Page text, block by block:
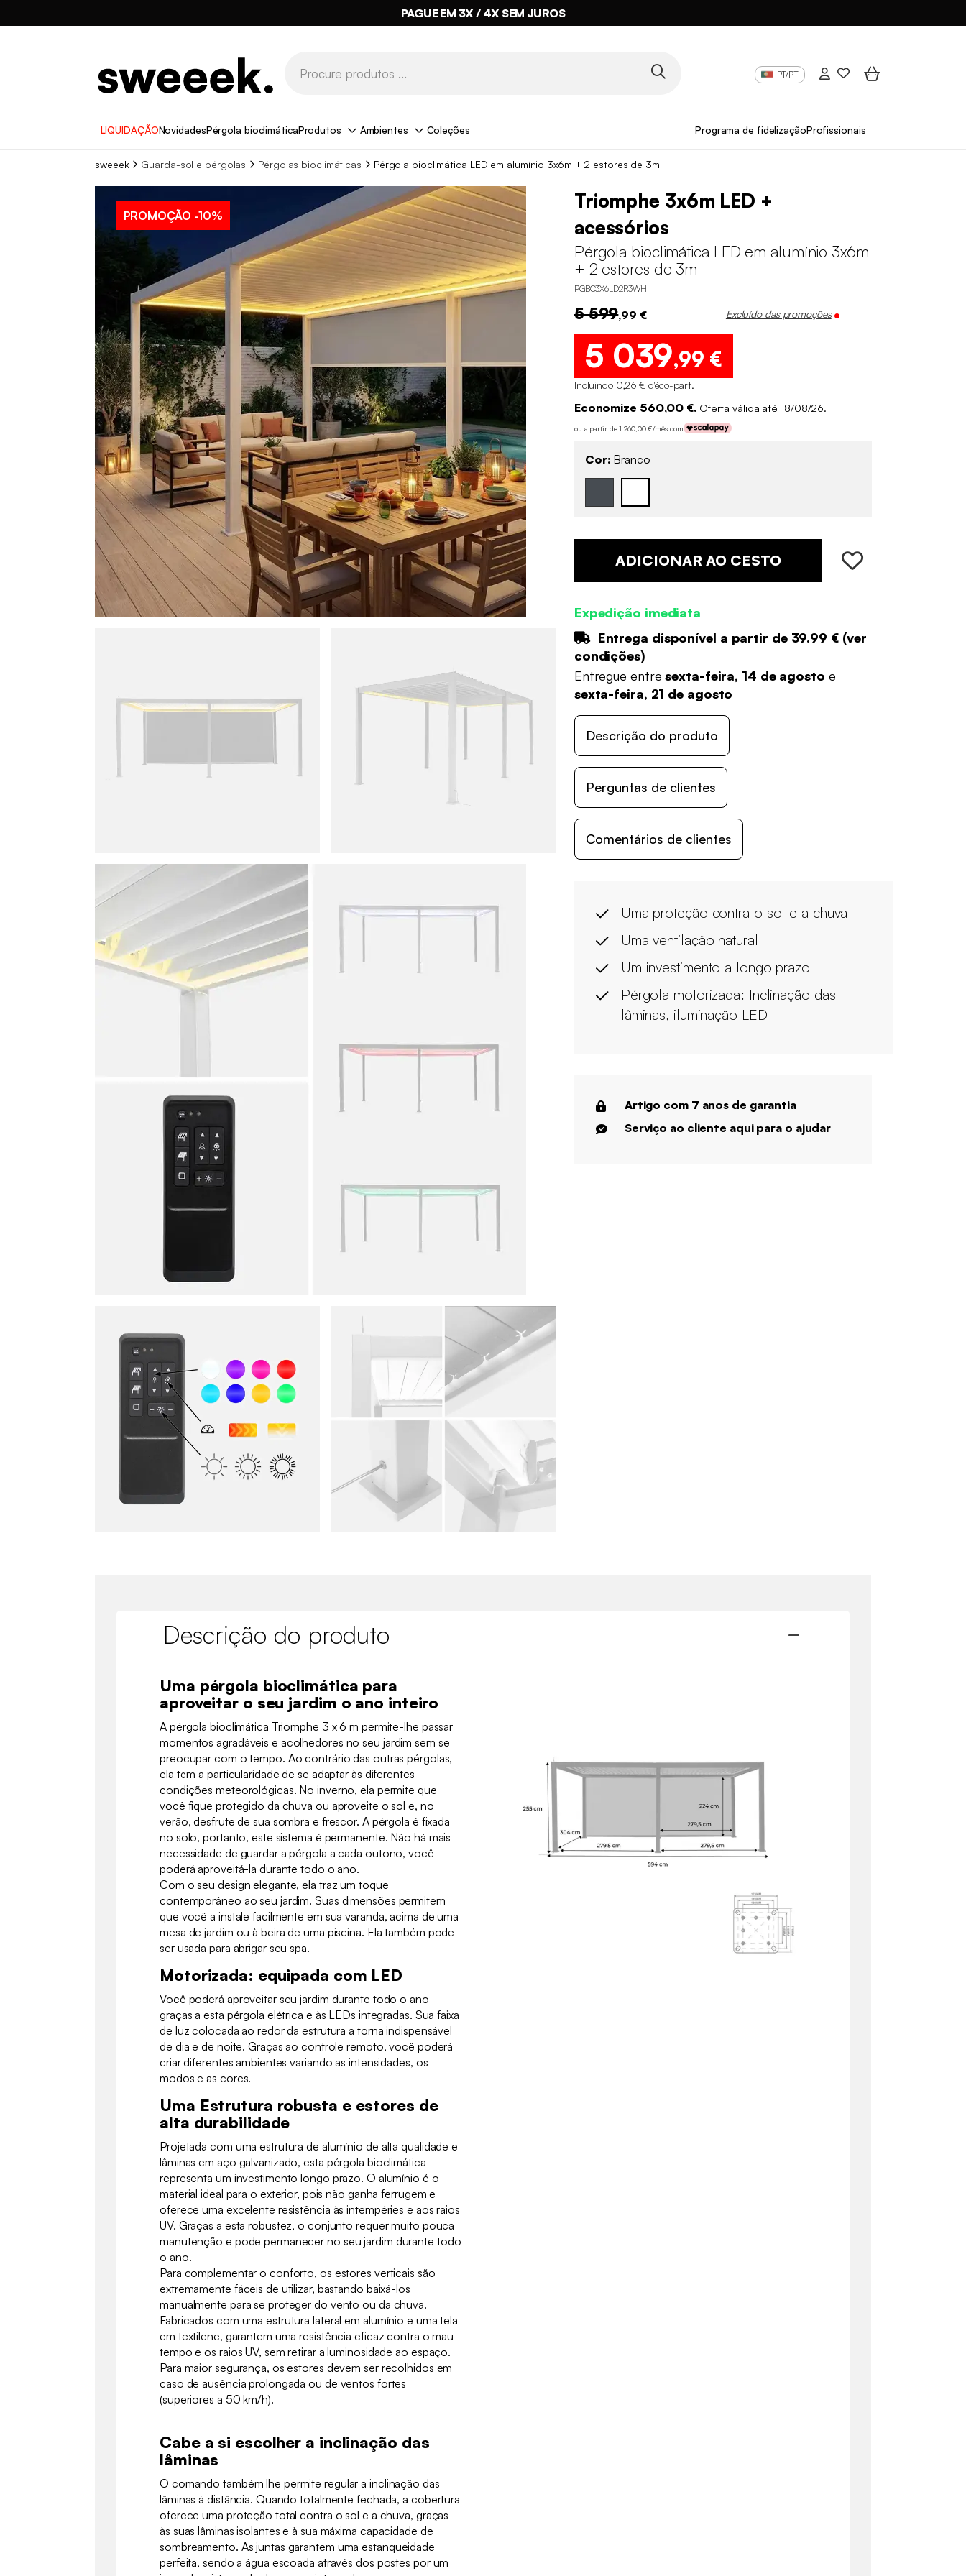
PAGUE EM 3X / 4X SEM JUROS
PT/PT
LIQUIDAÇÃONovidadesPérgola bioclimáticaProdutos Ambientes Coleções Programa de fidelizaçãoProfissionais
sweeek Guarda-sol e pérgolas Pérgolas bioclimáticas Pérgola bioclimática LED em alumínio 3x6m + 2 estores de 3m
PROMOÇÃO -10%
Triomphe 3x6m LED +
acessórios
Pérgola bioclimática LED em alumínio 3x6m
+ 2 estores de 3m
PGBC3X6LD2R3WH
5 599,99 € Excluído das promoções
5 039,99 €
Incluindo 0,26 € d'éco-part.
Economize 560,00 €. Oferta válida até 18/08/26.
ou a partir de 1 260,00 €/mês com
Cor: Branco
ADICIONAR AO CESTO
Expedição imediata
Entrega disponível a partir de 39.99 €(ver
condições)
Entregue entresexta-feira, 14 de agosto e
sexta-feira, 21 de agosto
Descrição do produto
Perguntas de clientes
Comentários de clientes
Uma proteção contra o sol e a chuva
Uma ventilação natural
Um investimento a longo prazo
Pérgola motorizada: Inclinação das
lâminas, iluminação LED
Artigo com 7 anos de garantia
Serviço ao cliente aqui para o ajudar
Descrição do produto
Uma pérgola bioclimática para
aproveitar o seu jardim o ano inteiro
A pérgola bioclimática Triomphe 3 x 6 m permite-lhe passar
momentos agradáveis e acolhedores no seu jardim sem se
preocupar com o tempo. Ao contrário das outras pérgolas,
ela tem a particularidade de se adaptar às diferentes
condições meteorológicas. No inverno, ela permite que
você fique protegido da chuva ou aproveite o sol e, no
verão, desfrute de sua sombra e frescor. A pérgola é fixada
no solo, portanto, este sistema é permanente. Não há mais
necessidade de guardar a pérgola a cada outono, você
poderá aproveitá-la durante todo o ano.
Com o seu design elegante, ela traz um toque
contemporâneo ao seu jardim. Suas dimensões permitem
que você a instale facilmente em sua varanda, acima de uma
mesa de jardim ou à beira de uma piscina. Ela também pode
ser usada para abrigar seu spa.
Motorizada: equipada com LED
Você poderá aproveitar seu jardim durante todo o ano
graças a esta pérgola elétrica e às LEDs integradas. Sua faixa
de luz colocada ao redor da estrutura a torna indispensável
de dia e de noite. Graças ao controle remoto, você poderá
criar diferentes ambientes variando as intensidades, os
modos e as cores.
Uma Estrutura robusta e estores de
alta durabilidade
Projetada com uma estrutura de alumínio de alta qualidade e
lâminas em aço galvanizado, esta pérgola bioclimática
representa um investimento longo prazo. O alumínio é o
material ideal para o exterior, pois não ganha ferrugem e
oferece uma excelente resistência às intempéries e aos raios
UV. Graças a esta robustez, o conjunto requer muito pouca
manutenção e pode permanecer no seu jardim durante todo
o ano.
Para complementar o conforto, os estores verticais são
extremamente fáceis de utilizar, bastando baixá-los
manualmente para se proteger do vento ou da chuva.
Fabricados com uma estrutura lateral em alumínio e uma tela
em textilene, garantem uma resistência eficaz contra o mau
tempo e os raios UV, sem retirar a luminosidade ao espaço.
Para maior segurança, os estores devem ser recolhidos em
caso de ausência prolongada ou de ventos fortes
(superiores a 50 km/h).
Cabe a si escolher a inclinação das
lâminas
O comando também lhe permite regular a inclinação das
lâminas à distância. Quando totalmente fechada, a cobertura
oferece uma proteção total contra o sol e a chuva, graças
às suas lâminas isolantes e à sua máxima capacidade de
sombreamento. As juntas garantem uma estanqueidade
perfeita, sendo a água escoada através dos postes por um